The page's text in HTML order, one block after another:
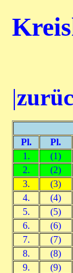
|
Pl. Pl.
1.
(1)
2.
(2)
3.
(3)
4.
(4)
5.
(5)
6.
(6)
7.
(7)
8.
(8)
9.
(9)